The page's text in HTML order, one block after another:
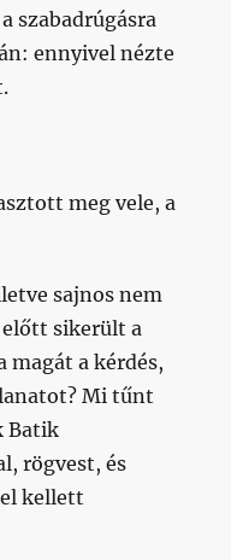
szabadrúgásra
ennyivel nézte
meg vele, a
sajnos nem
előtt sikerült a
magát a kérdés,
Mi tűnt
Batik
rögvest, és
kellett